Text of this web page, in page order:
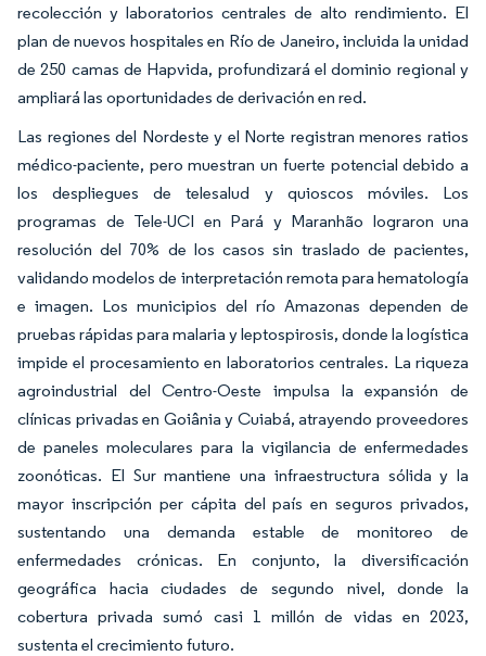
recolección y laboratorios centrales de alto rendimiento. El
plan de nuevos hospitales en Río de Janeiro, incluida la unidad
de 250 camas de Hapvida, profundizará el dominio regional y
ampliará las oportunidades de derivación en red.
Las regiones del Nordeste y el Norte registran menores ratios
médico-paciente, pero muestran un fuerte potencial debido a
los despliegues de telesalud y quioscos móviles. Los
programas de Tele-UCI en Pará y Maranhão lograron una
resolución del 70% de los casos sin traslado de pacientes,
validando modelos de interpretación remota para hematología
e imagen. Los municipios del río Amazonas dependen de
pruebas rápidas para malaria y leptospirosis, donde la logística
impide el procesamiento en laboratorios centrales. La riqueza
agroindustrial del Centro-Oeste impulsa la expansión de
clínicas privadas en Goiânia y Cuiabá, atrayendo proveedores
de paneles moleculares para la vigilancia de enfermedades
zoonóticas. El Sur mantiene una infraestructura sólida y la
mayor inscripción per cápita del país en seguros privados,
sustentando una demanda estable de monitoreo de
enfermedades crónicas. En conjunto, la diversificación
geográfica hacia ciudades de segundo nivel, donde la
cobertura privada sumó casi 1 millón de vidas en 2023,
sustenta el crecimiento futuro.